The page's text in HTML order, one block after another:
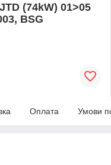
(74kW) 01>05
BSG
Оплата Умови